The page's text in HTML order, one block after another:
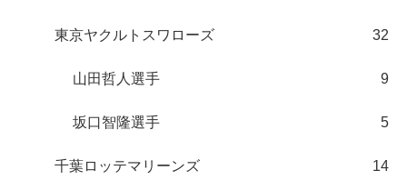
東京ヤクルトスワローズ 32
山田哲人選手 9
坂口智隆選手 5
千葉ロッテマリーンズ 14